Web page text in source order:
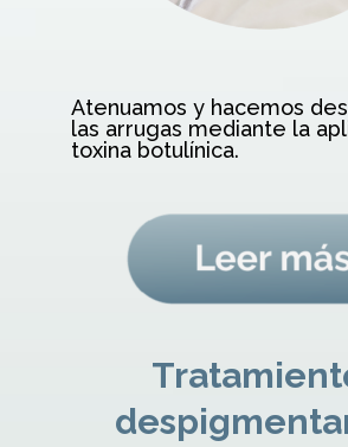
Atenuamos y hacemos
las arrugas mediante la
toxina botulínica.